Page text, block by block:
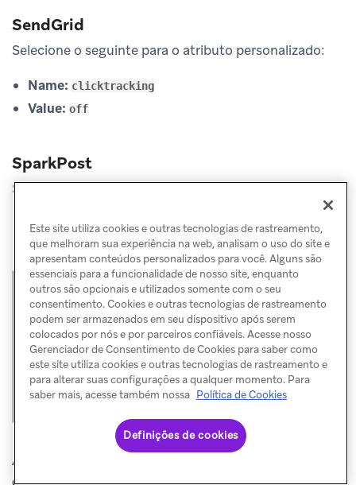
SendGrid
Selecione o seguinte para o atributo personalizado:
Name: clicktracking
Value: off
SparkPost
Selecione o seguinte para o atributo personalizado:
Name: data-msys-clicktrack
Value: 0
ATRIBUTO PERSONALIZADO PARA UM BOTÃO
Este site utiliza cookies e outras tecnologias de rastreamento,
que melhoram sua experiência na web, analisam o uso do site e
apresentam conteúdos personalizados para você. Alguns são
essenciais para a funcionalidade de nosso site, enquanto
outros são opcionais e utilizados somente com o seu
consentimento. Cookies e outras tecnologias de rastreamento
podem ser armazenados em seu dispositivo após serem
colocados por nós e por parceiros confiáveis. Acesse nosso
Gerenciador de Consentimento de Cookies para saber como
este site utiliza cookies e outras tecnologias de rastreamento e
para alterar suas configurações a qualquer momento. Para
saber mais, acesse também nossa Política de Cookies
Definições de cookies